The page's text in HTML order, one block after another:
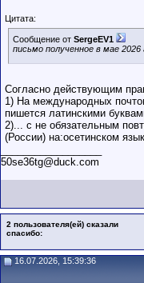
Цитата:
Сообщение от SergeEV1
письмо полученное в мае
Согласно действующим
1) На международных
пишется латинскими
2)... с не обязательным
(России) на:осетинском
50se36tg@duck.com
2 пользователя(ей) сказали
cпасибо:
16.07.2026, 15:39:36